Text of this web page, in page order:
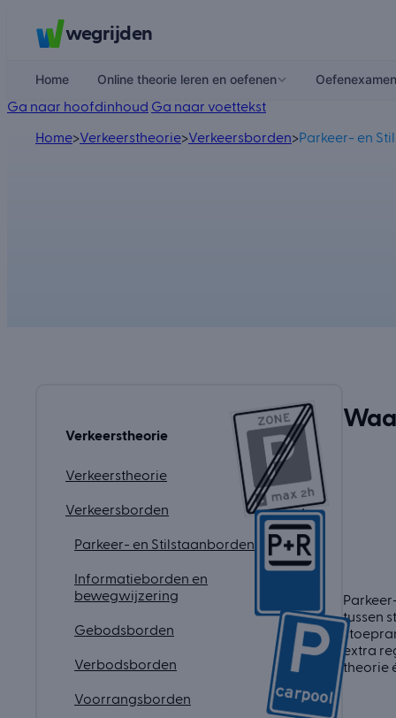
wegrijden
Home Online theorie leren en oefenen
Ga naar hoofdinhoud Ga naar voettekst
Home>Verkeerstheorie>Verkeersborden>Parkeer- en
Verkeerstheorie
Verkeerstheorie
Verkeersborden
Parkeer- en Stilstaanborden
Informatieborden en
bewegwijzering
Gebodsborden
Verbodsborden
Voorrangsborden
tussen
extra
theorie